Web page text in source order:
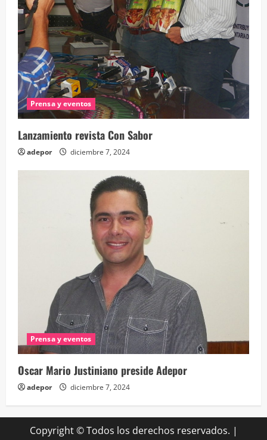
Prensa y eventos
Lanzamiento revista Con Sabor
adepor diciembre 7, 2024
Prensa y eventos
Oscar Mario Justiniano preside Adepor
adepor diciembre 7, 2024
Copyright © Todos los derechos reservados. |